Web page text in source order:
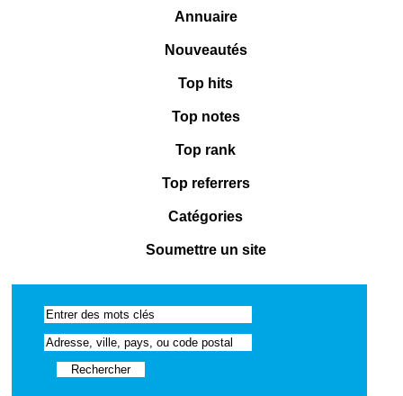
Annuaire
Nouveautés
Top hits
Top notes
Top rank
Top referrers
Catégories
Soumettre un site